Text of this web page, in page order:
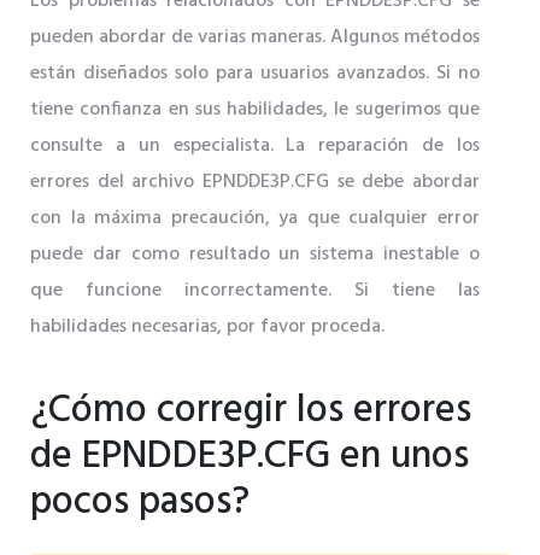
pueden abordar de varias maneras. Algunos métodos
están diseñados solo para usuarios avanzados. Si no
tiene confianza en sus habilidades, le sugerimos que
consulte a un especialista. La reparación de los
errores del archivo EPNDDE3P.CFG se debe abordar
con la máxima precaución, ya que cualquier error
puede dar como resultado un sistema inestable o
que funcione incorrectamente. Si tiene las
habilidades necesarias, por favor proceda.
¿Cómo corregir los errores
de EPNDDE3P.CFG en unos
pocos pasos?